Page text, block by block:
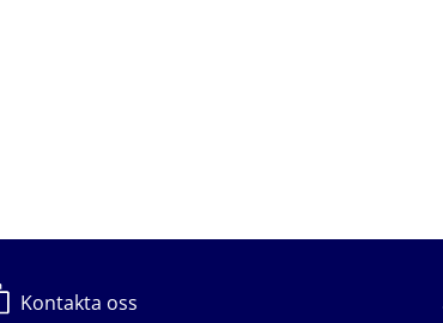
Kontakta oss